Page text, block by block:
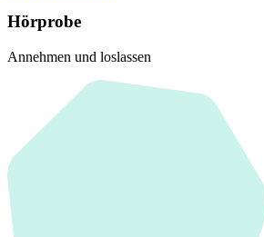
Hörprobe
Annehmen und loslassen